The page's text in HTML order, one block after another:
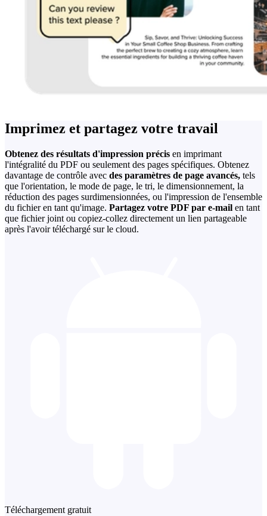
Imprimez et partagez votre travail
Obtenez des résultats d'impression précis en imprimant
l'intégralité du PDF ou seulement des pages spécifiques. Obtenez
davantage de contrôle avec des paramètres de page avancés, tels
que l'orientation, le mode de page, le tri, le dimensionnement, la
réduction des pages surdimensionnées, ou l'impression de l'ensemble
du fichier en tant qu'image. Partagez votre PDF par e-mail en tant
que fichier joint ou copiez-collez directement un lien partageable
après l'avoir téléchargé sur le cloud.
Téléchargement gratuit